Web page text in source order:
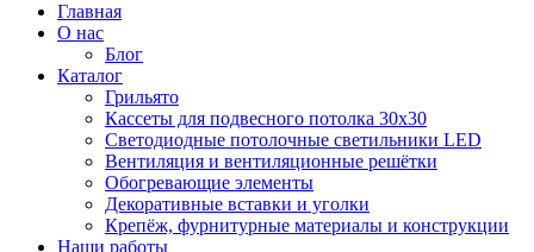
Главная
О нас
Блог
Каталог
Грильято
Кассеты для подвесного потолка 30х30
Светодиодные потолочные светильники LED
Вентиляция и вентиляционные решётки
Обогревающие элементы
Декоративные вставки и уголки
Крепёж, фурнитурные материалы и конструкции
Наши работы